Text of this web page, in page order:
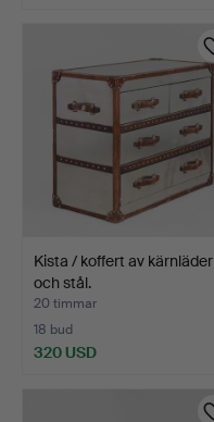
Kista / koffert av kärnläder
och stål.
20 timmar
18 bud
320 USD